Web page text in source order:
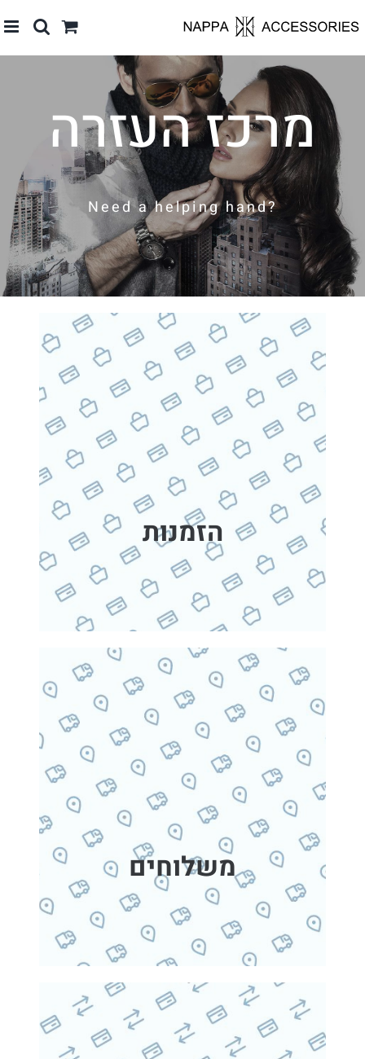
לתוכן
מרכז העזרה
?Need a helping hand
הזמנות
משלוחים